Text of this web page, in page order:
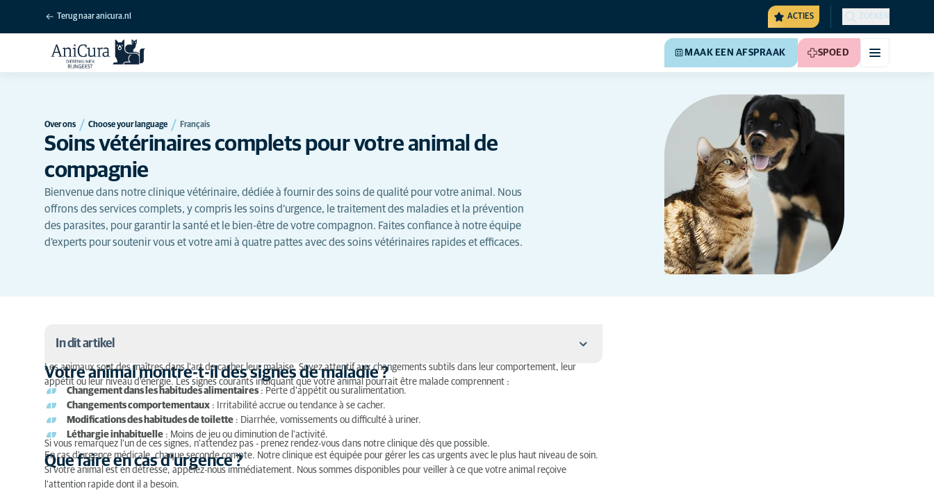
Terug naar anicura.nl ACTIES ZOEKEN
MAAK EEN AFSPRAAK SPOED
Over ons Choose your language Français
Soins vétérinaires complets pour votre animal de
compagnie
Bienvenue dans notre clinique vétérinaire, dédiée à fournir des soins de qualité pour votre animal. Nous
offrons des services complets, y compris les soins d'urgence, le traitement des maladies et la prévention
des parasites, pour garantir la santé et le bien-être de votre compagnon. Faites confiance à notre équipe
d'experts pour soutenir vous et votre ami à quatre pattes avec des soins vétérinaires rapides et efficaces.
In dit artikel
Votre animal montre-t-il des signes de maladie ?
Que faire en cas d'urgence ?
Que faire en cas de parasites ?
Conseils pour communiquer avec le vétérinaire si vous ne parlez pas anglais ou néerlandais
Votre animal montre-t-il des signes de maladie ?
Les animaux sont des maîtres dans l'art de cacher leur malaise. Soyez attentif aux changements subtils dans leur comportement, leur
appétit ou leur niveau d'énergie. Les signes courants indiquant que votre animal pourrait être malade comprennent :
Changement dans les habitudes alimentaires : Perte d'appétit ou suralimentation.
Changements comportementaux : Irritabilité accrue ou tendance à se cacher.
Modifications des habitudes de toilette : Diarrhée, vomissements ou difficulté à uriner.
Léthargie inhabituelle : Moins de jeu ou diminution de l'activité.
Si vous remarquez l'un de ces signes, n'attendez pas - prenez rendez-vous dans notre clinique dès que possible.
Que faire en cas d'urgence ?
En cas d'urgence médicale, chaque seconde compte. Notre clinique est équipée pour gérer les cas urgents avec le plus haut niveau de soin.
Si votre animal est en détresse, appelez-nous immédiatement. Nous sommes disponibles pour veiller à ce que votre animal reçoive
l'attention rapide dont il a besoin.